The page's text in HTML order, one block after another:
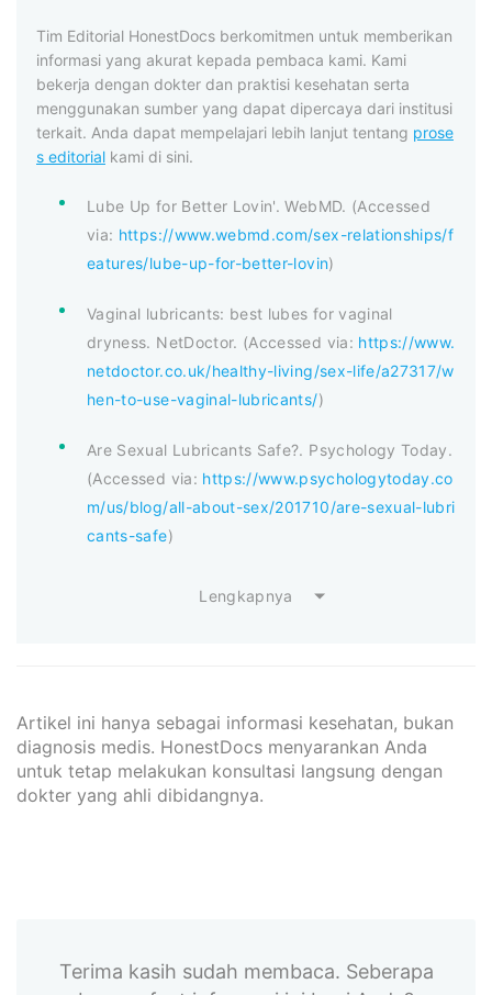
Tim Editorial HonestDocs berkomitmen untuk memberikan
informasi yang akurat kepada pembaca kami. Kami
bekerja dengan dokter dan praktisi kesehatan serta
menggunakan sumber yang dapat dipercaya dari institusi
terkait. Anda dapat mempelajari lebih lanjut tentang prose
s editorial kami di sini.
Lube Up for Better Lovin'. WebMD. (Accessed
via: https://www.webmd.com/sex-relationships/f
eatures/lube-up-for-better-lovin)
Vaginal lubricants: best lubes for vaginal
dryness. NetDoctor. (Accessed via: https://www.
netdoctor.co.uk/healthy-living/sex-life/a27317/w
hen-to-use-vaginal-lubricants/)
Are Sexual Lubricants Safe?. Psychology Today.
(Accessed via: https://www.psychologytoday.co
m/us/blog/all-about-sex/201710/are-sexual-lubri
cants-safe)
Lengkapnya
Artikel ini hanya sebagai informasi kesehatan, bukan
diagnosis medis. HonestDocs menyarankan Anda
untuk tetap melakukan konsultasi langsung dengan
dokter yang ahli dibidangnya.
Terima kasih sudah membaca. Seberapa